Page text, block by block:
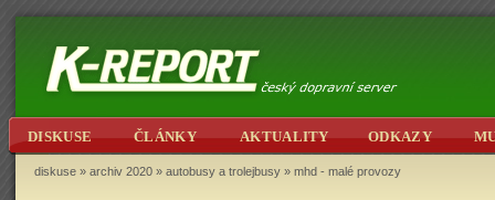
DISKUSE ČLÁNKY AKTUALITY ODKAZY
diskuse » archiv 2020 » autobusy a trolejbusy » mhd - malé provozy